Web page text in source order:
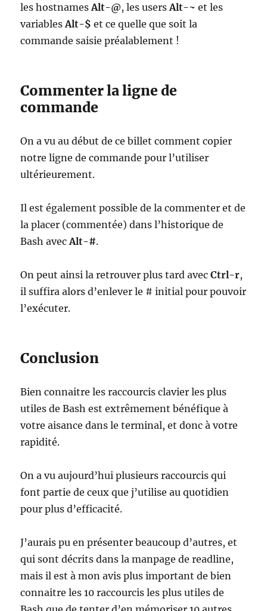
les hostnamesAlt-@, les usersAlt-~ et les
variablesAlt-$ et ce quelle que soit la
commande saisie préalablement !
Commenter la ligne de
commande
On a vu au début de ce billet comment copier
notre ligne de commande pour l’utiliser
ultérieurement.
Il est également possible de la commenter et de
la placer (commentée) dans l’historique de
Bash avecAlt-#.
On peut ainsi la retrouver plus tard avecCtrl-r,
il suffira alors d’enlever le # initial pour pouvoir
l’exécuter.
Conclusion
Bien connaitre les raccourcis clavier les plus
utiles de Bash est extrêmement bénéfique à
votre aisance dans le terminal, et donc à votre
rapidité.
On a vu aujourd’hui plusieurs raccourcis qui
font partie de ceux que j’utilise au quotidien
pour plus d’efficacité.
J’aurais pu en présenter beaucoup d’autres, et
qui sont décrits dans la manpage de readline,
mais il est à mon avis plus important de bien
connaitre les 10 raccourcis les plus utiles de